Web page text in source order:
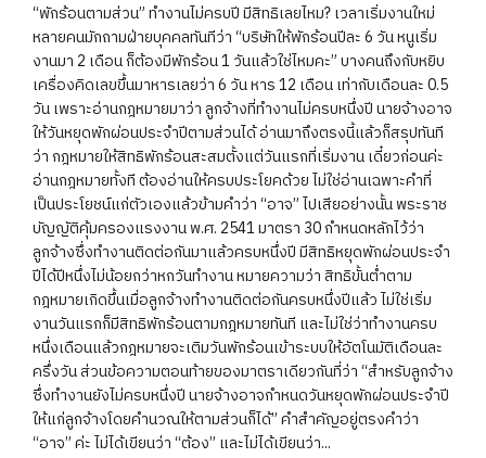
“พักร้อนตามส่วน” ทำงานไม่ครบปี มีสิทธิเลยไหม? เวลาเริ่มงานใหม่
หลายคนมักถามฝ่ายบุคคลทันทีว่า “บริษัทให้พักร้อนปีละ 6 วัน หนูเริ่ม
งานมา 2 เดือน ก็ต้องมีพักร้อน 1 วันแล้วใช่ไหมคะ” บางคนถึงกับหยิบ
เครื่องคิดเลขขึ้นมาหารเลยว่า 6 วัน หาร 12 เดือน เท่ากับเดือนละ 0.5
วัน เพราะอ่านกฎหมายมาว่า ลูกจ้างที่ทำงานไม่ครบหนึ่งปี นายจ้างอาจ
ให้วันหยุดพักผ่อนประจำปีตามส่วนได้ อ่านมาถึงตรงนี้แล้วก็สรุปทันที
ว่า กฎหมายให้สิทธิพักร้อนสะสมตั้งแต่วันแรกที่เริ่มงาน เดี๋ยวก่อนค่ะ
อ่านกฎหมายทั้งที ต้องอ่านให้ครบประโยคด้วย ไม่ใช่อ่านเฉพาะคำที่
เป็นประโยชน์แก่ตัวเองแล้วข้ามคำว่า “อาจ” ไปเสียอย่างนั้น พระราช
บัญญัติคุ้มครองแรงงาน พ.ศ. 2541 มาตรา 30 กำหนดหลักไว้ว่า
ลูกจ้างซึ่งทำงานติดต่อกันมาแล้วครบหนึ่งปี มีสิทธิหยุดพักผ่อนประจำ
ปีได้ปีหนึ่งไม่น้อยกว่าหกวันทำงาน หมายความว่า สิทธิขั้นต่ำตาม
กฎหมายเกิดขึ้นเมื่อลูกจ้างทำงานติดต่อกันครบหนึ่งปีแล้ว ไม่ใช่เริ่ม
งานวันแรกก็มีสิทธิพักร้อนตามกฎหมายทันที และไม่ใช่ว่าทำงานครบ
หนึ่งเดือนแล้วกฎหมายจะเติมวันพักร้อนเข้าระบบให้อัตโนมัติเดือนละ
ครึ่งวัน ส่วนข้อความตอนท้ายของมาตราเดียวกันที่ว่า “สำหรับลูกจ้าง
ซึ่งทำงานยังไม่ครบหนึ่งปี นายจ้างอาจกำหนดวันหยุดพักผ่อนประจำปี
ให้แก่ลูกจ้างโดยคำนวณให้ตามส่วนก็ได้” คำสำคัญอยู่ตรงคำว่า
“อาจ” ค่ะ ไม่ได้เขียนว่า “ต้อง” และไม่ได้เขียนว่า...